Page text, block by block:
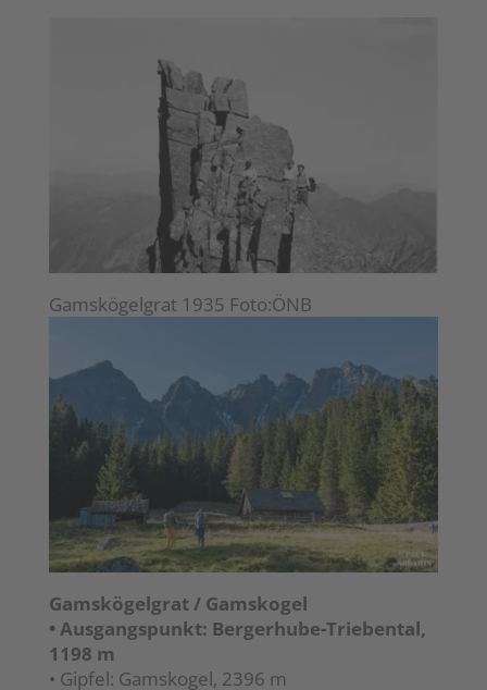
Gamskögelgrat 1935 Foto:ÖNB
Gamskögelgrat / Gamskogel
• Ausgangspunkt: Bergerhube-Triebental,
1198 m
• Gipfel: Gamskogel, 2396 m